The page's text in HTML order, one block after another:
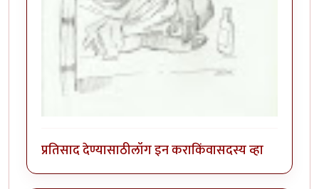
प्रतिसाद देण्यासाठीलॉग इन कराकिंवासदस्य व्हा